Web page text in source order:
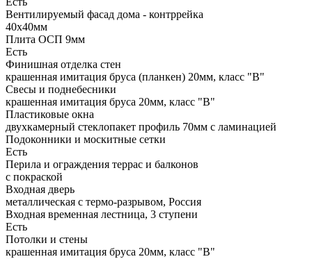
Вентилируемый фасад дома - контррейка
40х40мм
Плита ОСП 9мм
Есть
Финишная отделка стен
крашенная имитация бруса (планкен) 20мм, класс "В"
Свесы и поднебесники
крашенная имитация бруса 20мм, класс "В"
Пластиковые окна
двухкамерный стеклопакет профиль 70мм с ламинацией
Подоконники и москитные сетки
Есть
Перила и ограждения террас и балконов
с покраской
Входная дверь
металлическая с термо-разрывом, Россия
Входная временная лестница, 3 ступени
Есть
Потолки и стены
крашенная имитация бруса 20мм, класс "В"